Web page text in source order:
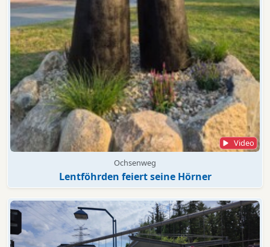
Video
Ochsenweg
Lentföhrden feiert seine Hörner